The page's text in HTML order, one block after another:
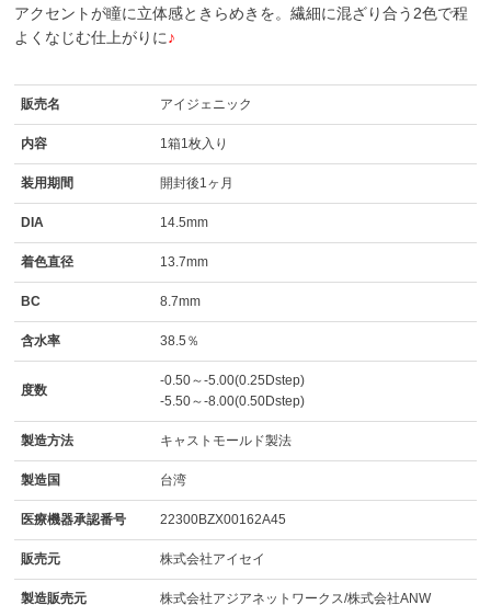
アクセントが瞳に立体感ときらめきを。繊細に混ざり合う2色で程
よくなじむ仕上がりに♪
販売名 アイジェニック
内容 1箱1枚入り
装用期間 開封後1ヶ月
DIA 14.5mm
着色直径 13.7mm
BC 8.7mm
含水率 38.5％
度数
-0.50～-5.00(0.25Dstep)
-5.50～-8.00(0.50Dstep)
製造方法 キャストモールド製法
製造国 台湾
医療機器承認番号 22300BZX00162A45
販売元 株式会社アイセイ
製造販売元 株式会社アジアネットワークス/株式会社ANW